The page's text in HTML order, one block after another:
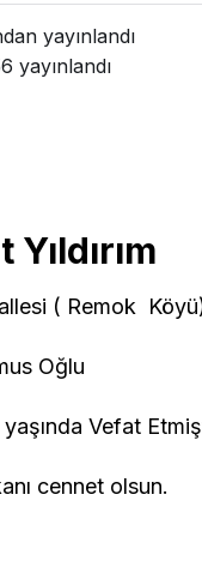
yayınlandı
yayınlandı
( Remok
Oğlu
yaşında Vefat
cennet olsun.